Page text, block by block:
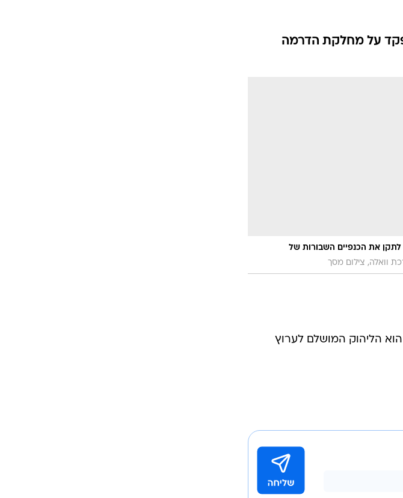
לישראל 10 כדי להיות מופקד על מחלקת הדרמה
לתקן את הכנפיים השבורות של
וואלה, צילום מסך
אמרה, כי "ניר ברגמן הוא הליהוק המושלם לערוץ